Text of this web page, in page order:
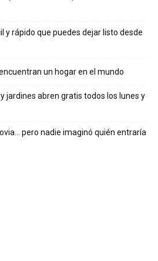
y rápido que puedes dejar listo desde
un hogar en el mundo
jardines abren gratis todos los lunes y
pero nadie imaginó quién entraría